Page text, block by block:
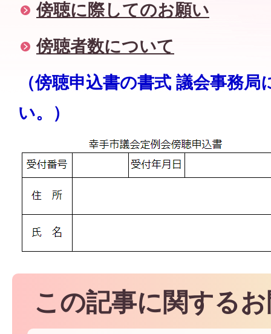
傍聴に際してのお願い
傍聴者数について
（傍聴申込書の書式 議会事務
い。）
この記事に関する